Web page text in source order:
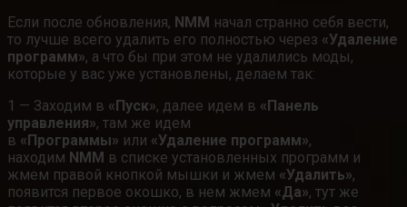
Если после обновления, NMM начал странно себя вести,
то лучше всего удалить его полностью через «Удаление
программ», а что бы при этом не удалились моды,
которые у вас уже установлены, делаем так:
1 — Заходим в «Пуск», далее идем в «Панель
управления», там же идем
в «Программы» или «Удаление программ»,
находим NMM в списке установленных программ и
жмем правой кнопкой мышки и жмем «Удалить»,
появится первое окошко, в нем жмем «Да», тут же